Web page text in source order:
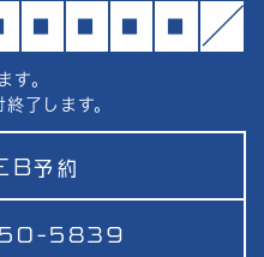
す。
了します。
予約
5839